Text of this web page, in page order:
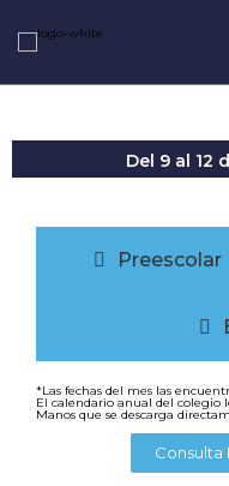
Del 9 al 12
Preescolar
*Las fechas del mes las
El calendario anual del
Manos que se descarga
Consulta